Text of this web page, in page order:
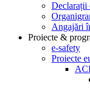
Declarații
Angajări
Proiecte &
e-safety
Proiecte